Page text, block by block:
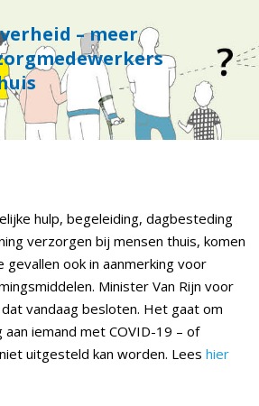
– meer
hulp, begeleiding, dagbesteding
verzorgen bij mensen thuis, komen
gevallen ook in aanmerking voor
Minister Van Rijn voor
vandaag besloten. Het gaat om
iemand met COVID-19 – of
uitgesteld kan worden. Lees hier